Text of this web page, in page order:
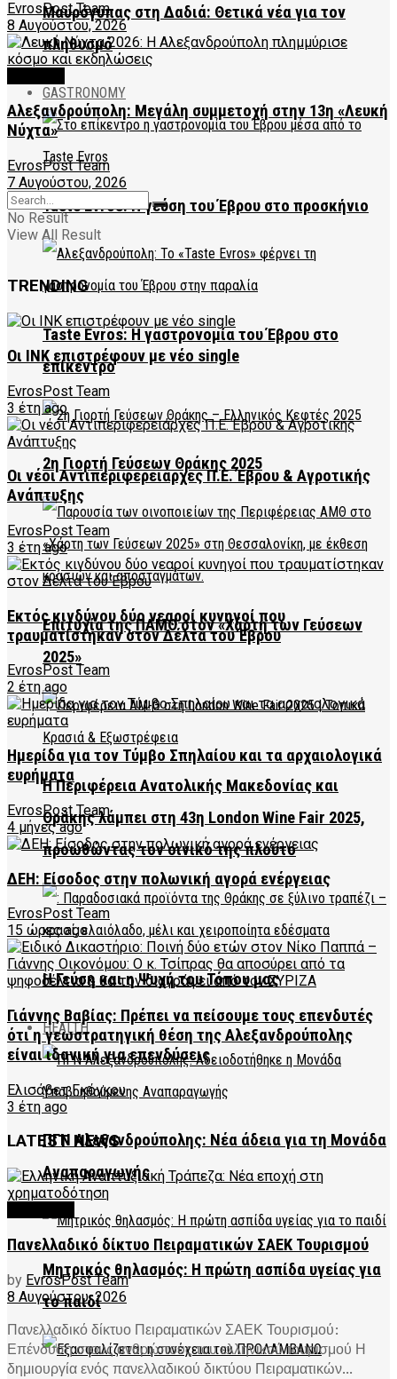
Μαυρόγυπας στη Δαδιά: Θετικά νέα για τον
πληθυσμό
GASTRONOMY
Taste Evros: Η γεύση του Έβρου στο προσκήνιο
Taste Evros: Η γαστρονομία του Έβρου στο
επίκεντρο
2η Γιορτή Γεύσεων Θράκης 2025
Επιτυχία της ΠΑΜΘ στον «Χάρτη των Γεύσεων
2025»
Η Περιφέρεια Ανατολικής Μακεδονίας και
Θράκης λάμπει στη 43η London Wine Fair 2025,
προωθώντας τον οινικό της πλούτο
Η Γεύση και η Ψυχή του Τόπου μας
HEALTH
ΠΓΝ Αλεξανδρούπολης: Νέα άδεια για τη Μονάδα
Αναπαραγωγής
Μητρικός θηλασμός: Η πρώτη ασπίδα υγείας για
το παιδί
EvrosPost Team
8 Αυγούστου, 2026
Αλεξανδρούπολη: Μεγάλη συμμετοχή στην 13η «Λευκή
Νύχτα»
EvrosPost Team
7 Αυγούστου, 2026
No Result
View All Result
TRENDING
Οι INK επιστρέφουν με νέο single
EvrosPost Team
3 έτη ago
Οι νέοι Αντιπεριφερειάρχες Π.Ε. Έβρου & Αγροτικής
Ανάπτυξης
EvrosPost Team
3 έτη ago
Εκτός κινδύνου δύο νεαροί κυνηγοί που
τραυματίστηκαν στον Δέλτα του Έβρου
EvrosPost Team
2 έτη ago
Ημερίδα για τον Τύμβο Σπηλαίου και τα αρχαιολογικά
ευρήματα
EvrosPost Team
4 μήνες ago
ΔΕΗ: Είσοδος στην πολωνική αγορά ενέργειας
EvrosPost Team
15 ώρες ago
Γιάννης Βαβίας: Πρέπει να πείσουμε τους επενδυτές
ότι η γεωστρατηγική θέση της Αλεξανδρούπολης
είναι ιδανική για επενδύσεις
Ελισάβετ Γκόγκου
3 έτη ago
LATEST NEWS
Πανελλαδικό δίκτυο Πειραματικών ΣΑΕΚ Τουρισμού
by EvrosPost Team
8 Αυγούστου, 2026
Πανελλαδικό δίκτυο Πειραματικών ΣΑΕΚ Τουρισμού:
Επένδυση στους ανθρώπους του ελληνικού τουρισμού Η
δημιουργία ενός πανελλαδικού δικτύου Πειραματικών...